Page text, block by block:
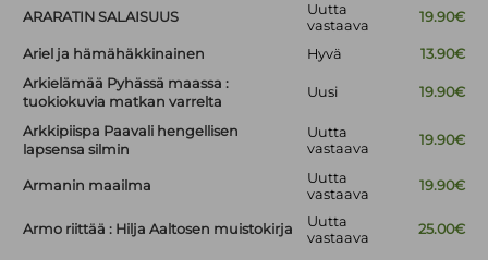
ARARATIN SALAISUUS
Uutta
vastaava
19.90€
Ariel ja hämähäkkinainen Hyvä
13.90€
Arkielämää Pyhässä maassa :
tuokiokuvia matkan varrelta
Uusi 19.90€
Arkkipiispa Paavali hengellisen
lapsensa silmin
Uutta
vastaava
19.90€
Armanin maailma
Uutta
vastaava
19.90€
Armo riittää : Hilja Aaltosen muistokirja
Uutta
vastaava
25.00€